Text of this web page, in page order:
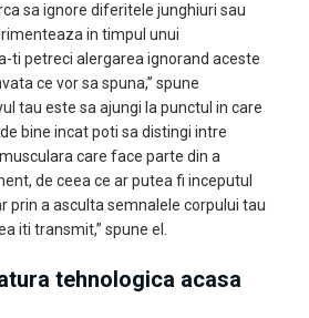
sa ignore diferitele junghiuri sau
in timpul unui
ti petreci alergarea ignorand aceste
ce vor sa spuna,” spune
tau este sa ajungi la punctul in care
bine incat poti sa distingi intre
care face parte din a
de ceea ce ar putea fi inceputul
prin a asculta semnalele corpului tau
iti transmit,” spune el.
tehnologica acasa